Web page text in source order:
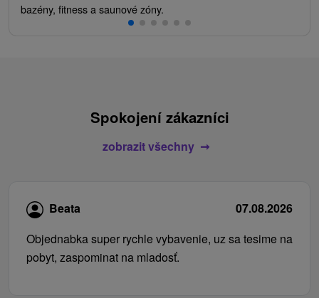
bazény, fitness a saunové zóny.
Spokojení zákazníci
zobrazit všechny
Beata
07.08.2026
Objednabka super rychle vybavenie, uz sa tesime na
pobyt, zaspominat na mladosť.